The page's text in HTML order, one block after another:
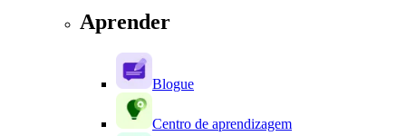
Aprender
Blogue
Centro de aprendizagem